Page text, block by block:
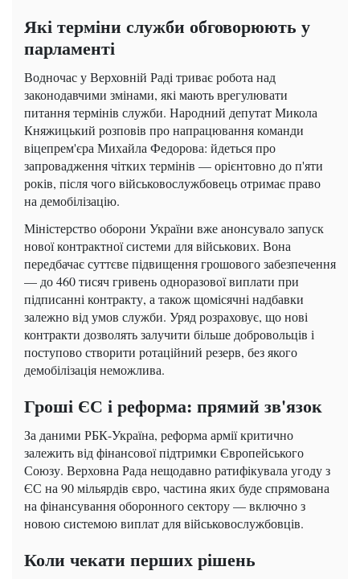
Які терміни служби обговорюють у
парламенті
Водночас у Верховній Раді триває робота над
законодавчими змінами, які мають врегулювати
питання термінів служби. Народний депутат Микола
Княжицький розповів про напрацювання команди
віцепрем'єра Михайла Федорова: йдеться про
запровадження чітких термінів — орієнтовно до п'яти
років, після чого військовослужбовець отримає право
на демобілізацію.
Міністерство оборони України вже анонсувало запуск
нової контрактної системи для військових. Вона
передбачає суттєве підвищення грошового забезпечення
— до 460 тисяч гривень одноразової виплати при
підписанні контракту, а також щомісячні надбавки
залежно від умов служби. Уряд розраховує, що нові
контракти дозволять залучити більше добровольців і
поступово створити ротаційний резерв, без якого
демобілізація неможлива.
Гроші ЄС і реформа: прямий зв'язок
За даними РБК-Україна, реформа армії критично
залежить від фінансової підтримки Європейського
Союзу. Верховна Рада нещодавно ратифікувала угоду з
ЄС на 90 мільярдів євро, частина яких буде спрямована
на фінансування оборонного сектору — включно з
новою системою виплат для військовослужбовців.
Коли чекати перших рішень